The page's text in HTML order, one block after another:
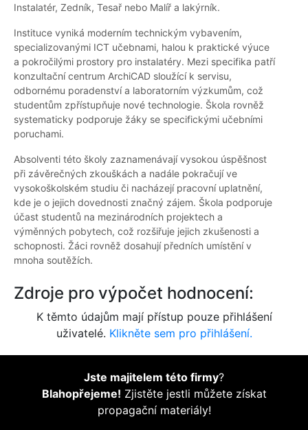
Instalatér, Zedník, Tesař nebo Malíř a lakýrník.
Instituce vyniká moderním technickým vybavením,
specializovanými ICT učebnami, halou k praktické výuce
a pokročilými prostory pro instalatéry. Mezi specifika patří
konzultační centrum ArchiCAD sloužící k servisu,
odbornému poradenství a laboratorním výzkumům, což
studentům zpřístupňuje nové technologie. Škola rovněž
systematicky podporuje žáky se specifickými učebními
poruchami.
Absolventi této školy zaznamenávají vysokou úspěšnost
při závěrečných zkouškách a nadále pokračují ve
vysokoškolském studiu či nacházejí pracovní uplatnění,
kde je o jejich dovednosti značný zájem. Škola podporuje
účast studentů na mezinárodních projektech a
výměnných pobytech, což rozšiřuje jejich zkušenosti a
schopnosti. Žáci rovněž dosahují předních umístění v
mnoha soutěžích.
Zdroje pro výpočet hodnocení:
K těmto údajům mají přístup pouze přihlášení
uživatelé. Klikněte sem pro přihlášení.
Jste majitelem této firmy?
Blahopřejeme! Zjistěte jestli můžete získat
propagační materiály!